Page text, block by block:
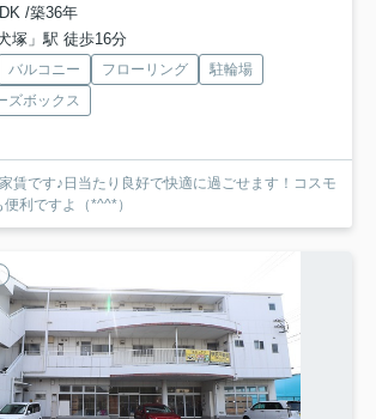
/築36年
塚」駅 徒歩16分
バルコニー フローリング
駐輪場
ズボックス
賃です♪日当たり良好で快適に過ごせます！コスモ
利ですよ（*^^*）